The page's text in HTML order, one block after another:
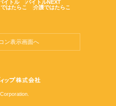
イトル
バイトルNEXT
はたらこ 介護ではたらこ
ン表示画面へ